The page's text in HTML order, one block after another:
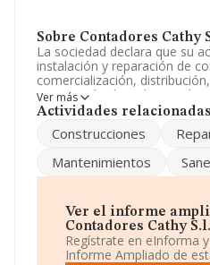
Sobre Contadores Cathy
La sociedad declara que su
instalación y reparación de
comercialización,
exportación de todo tipo de
piezas de fontanería y
Limitada. Su actividad CNAE
acondicionado' con código
actividad en mercados
Ha habido un descenso en
empleados y atendiendo a
INFORMA, ese número ha
media de sector.
Ver más
Actividades relacionadas
Construcciones
Mantenimientos
Ver el informe
Contadores Cathy
Regístrate en eInforma
Informe Ampliado de